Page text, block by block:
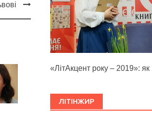
«ЛітАкцент року – 2019»:
ЛІТІНЖИР